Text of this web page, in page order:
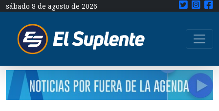
sábado 8 de agosto de 2026